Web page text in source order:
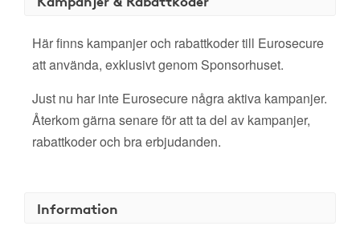
Här finns kampanjer och rabattkoder till Eurosecure
att använda, exklusivt genom Sponsorhuset.
Just nu har inte Eurosecure några aktiva kampanjer.
Återkom gärna senare för att ta del av kampanjer,
rabattkoder och bra erbjudanden.
Information